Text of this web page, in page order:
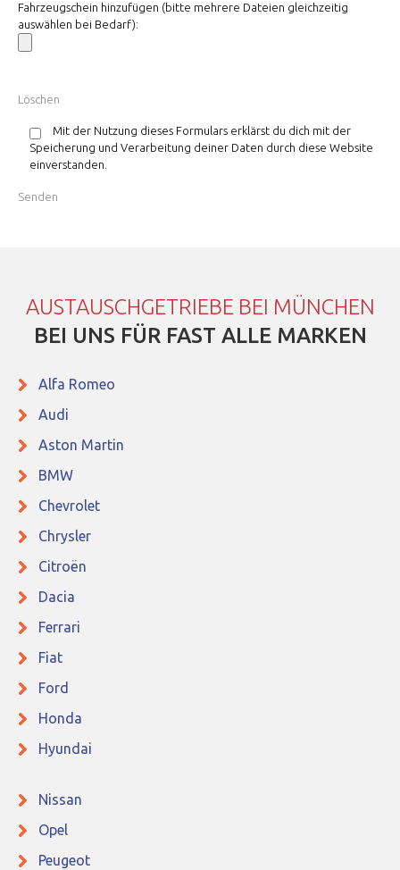
Fahrzeugschein hinzufügen (bitte mehrere Dateien gleichzeitig
auswählen bei Bedarf):
Mit der Nutzung dieses Formulars erklärst du dich mit der
Speicherung und Verarbeitung deiner Daten durch diese Website
einverstanden.
AUSTAUSCHGETRIEBE BEI MÜNCHEN
BEI UNS FÜR FAST ALLE MARKEN
Alfa Romeo
Audi
Aston Martin
BMW
Chevrolet
Chrysler
Citroën
Dacia
Ferrari
Fiat
Ford
Honda
Hyundai
Nissan
Opel
Peugeot